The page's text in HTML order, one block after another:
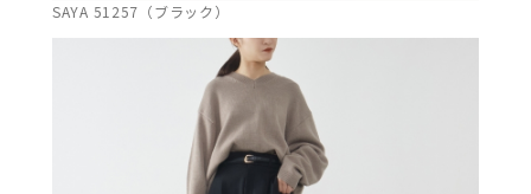
SAYA 51257（ブラック）